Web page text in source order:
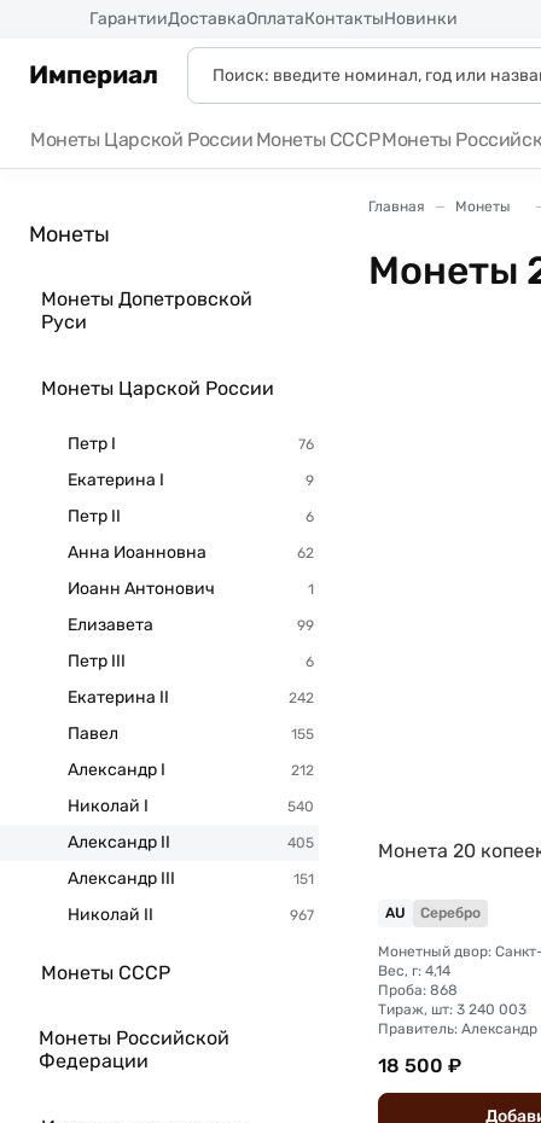
ГарантииДоставкаОплатаКонтактыНовинки
Империал
Монеты Царской России Монеты СССРМонеты
Монеты
Монеты Допетровской
Руси
Монеты Царской России
Петр I
Екатерина I
Петр II
Анна Иоанновна
Иоанн Антонович
Елизавета
Петр III
Екатерина II
Павел
Александр I
Николай I
Александр II
Александр III
Николай II
Монеты СССР
Монеты Российской
Федерации
Главная Монеты
Монеты
Монета 20
AU Серебро
Вес, г: 4,14
Проба: 868
Тираж, шт: 3 240 003
Правитель: Александр
18 500 ₽